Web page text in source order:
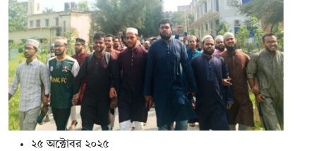
২৫ অক্টোবর ২০২৫